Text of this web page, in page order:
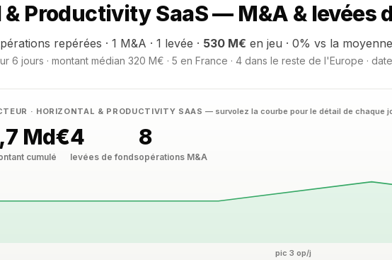
Productivity SaaS — M&A & levées
repérées · 1 M&A · 1 levée · 530 M€ en jeu · 0% vs la
6 jours · montant médian 320 M€ · 5 en France · 4 dans le reste de l'Europe ·
· HORIZONTAL & PRODUCTIVITY SAAS— survolez la courbe pour le détail de chaque
Md€
cumulé
4
levées de fonds
8
opérations M&A
pic 3 op/j